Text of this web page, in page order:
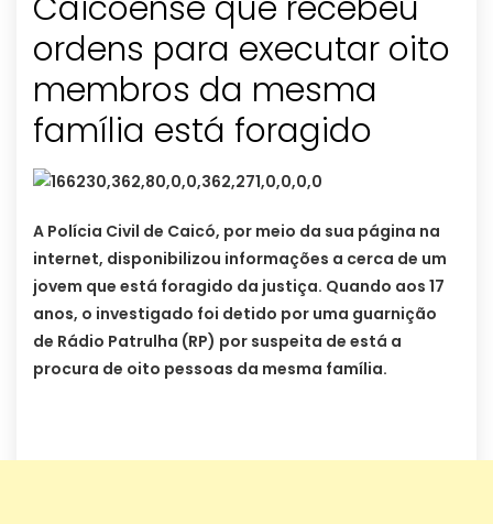
ordens para executar oito
membros da mesma
família está foragido
A Polícia Civil de Caicó, por meio da sua página na
internet, disponibilizou informações a cerca de um
jovem que está foragido da justiça. Quando aos 17
anos, o investigado foi detido por uma guarnição
de Rádio Patrulha (RP) por suspeita de está a
procura de oito pessoas da mesma família.